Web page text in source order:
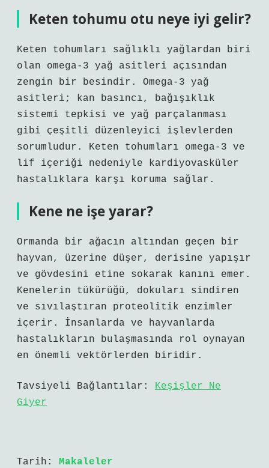
Keten tohumu otu neye iyi gelir?
Keten tohumları sağlıklı yağlardan biri
olan omega-3 yağ asitleri açısından
zengin bir besindir. Omega-3 yağ
asitleri; kan basıncı, bağışıklık
sistemi tepkisi ve yağ parçalanması
gibi çeşitli düzenleyici işlevlerden
sorumludur. Keten tohumları omega-3 ve
lif içeriği nedeniyle kardiyovasküler
hastalıklara karşı koruma sağlar.
Kene ne işe yarar?
Ormanda bir ağacın altından geçen bir
hayvan, üzerine düşer, derisine yapışır
ve gövdesini etine sokarak kanını emer.
Kenelerin tükürüğü, dokuları sindiren
ve sıvılaştıran proteolitik enzimler
içerir. İnsanlarda ve hayvanlarda
hastalıkların bulaşmasında rol oynayan
en önemli vektörlerden biridir.
Tavsiyeli Bağlantılar: Keşişler Ne
Giyer
Tarih: Makaleler